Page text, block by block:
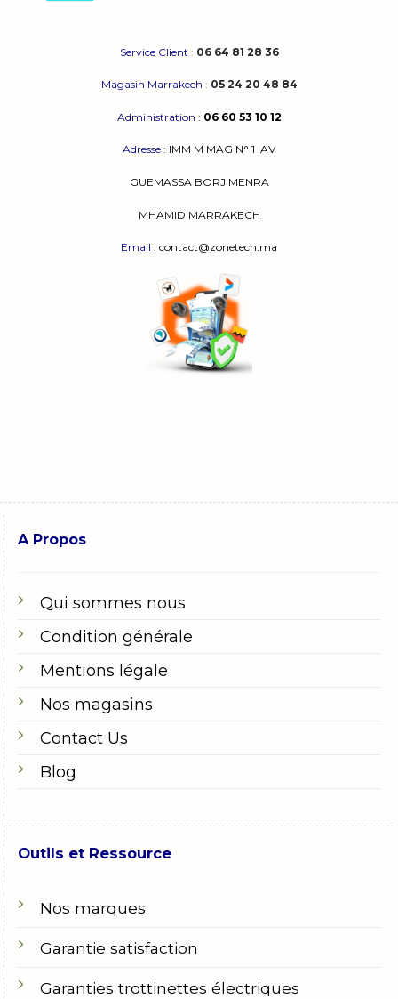
Service Client : 06 64 81 28 36
Magasin Marrakech : 05 24 20 48 84
Administration : 06 60 53 10 12
Adresse : IMM M MAG N° 1 AV
GUEMASSA BORJ MENRA
MHAMID MARRAKECH
Email : contact@zonetech.ma
A Propos
Qui sommes nous
Condition générale
Mentions légale
Nos magasins
Contact Us
Blog
Outils et Ressource
Nos marques
Garantie satisfaction
Garanties trottinettes électriques